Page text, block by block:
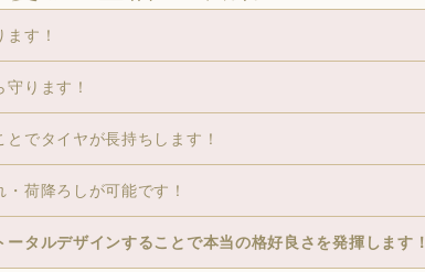
す！
ります！
でタイヤが長持ちします！
荷降ろしが可能です！
タルデザインすることで本当の格好良さを発揮します！